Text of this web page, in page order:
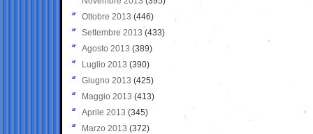
Ottobre 2013 (446)
Settembre 2013 (433)
Agosto 2013 (389)
Luglio 2013 (390)
Giugno 2013 (425)
Maggio 2013 (413)
Aprile 2013 (345)
Marzo 2013 (372)